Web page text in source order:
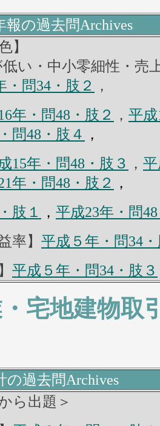
報の過去問Archives
】
い・中小零細性・売
・問34・肢２
，
年・問48・肢２ ， 平
問48・肢４ ，
15年・問48・肢３ ，
年・問48・肢２
，
肢１
， 平成23年・問
率】 平成５年・問34
平成５年・問34・肢３
宅地建物
の過去問Archives
ら出題＞